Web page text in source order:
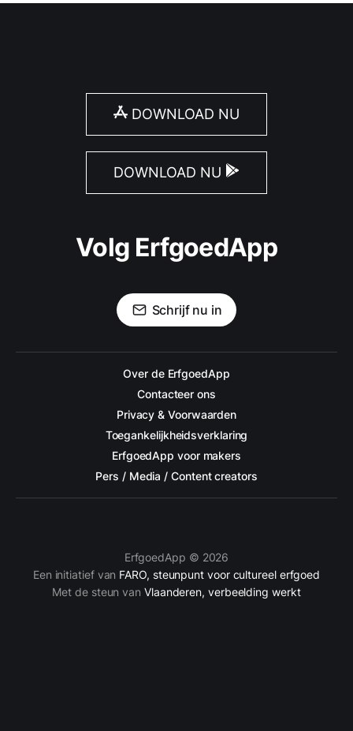
DOWNLOAD NU
DOWNLOAD NU
Volg ErfgoedApp
Schrijf nu in
Over de ErfgoedApp
Contacteer ons
Privacy & Voorwaarden
Toegankelijkheidsverklaring
ErfgoedApp voor makers
Pers / Media / Content creators
ErfgoedApp © 2026
Een initiatief van FARO, steunpunt voor cultureel erfgoed
Met de steun van Vlaanderen, verbeelding werkt